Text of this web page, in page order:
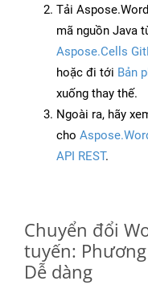
Tải
mã nguồn Java
Aspose.Cells
hoặc đi tới Bản
xuống thay thế.
Ngoài ra, hãy
cho
API REST.
Chuyển đổi
tuyến:
Dễ dàng